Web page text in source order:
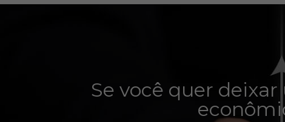
Se você quer